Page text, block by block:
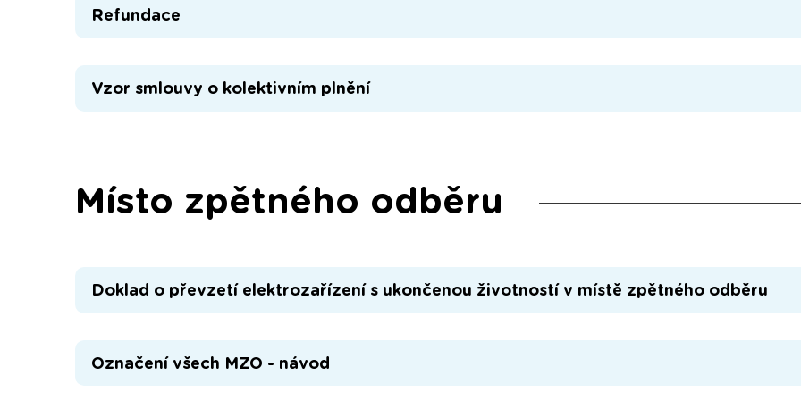
Refundace
Vzor smlouvy o kolektivním plnění
Místo zpětného odběru
Doklad o převzetí elektrozařízení s ukončenou životností v místě zpětného odběru
Označení všech MZO - návod